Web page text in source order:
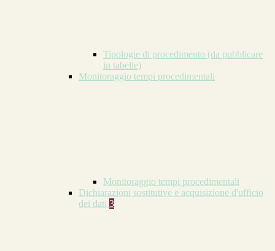
Tipologie di procedimento (da pubblicare
in tabelle)
Monitoraggio tempi procedimentali
Monitoraggio tempi procedimentali
Dichiarazioni sostitutive e acquisizione d'ufficio
dei dati 3